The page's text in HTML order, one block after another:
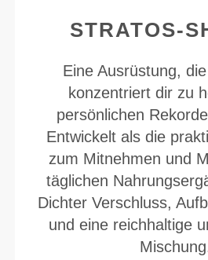
STRATOS-
Eine Ausrüstung,
konzentriert dir zu
persönlichen
Entwickelt als die
zum Mitnehmen und
täglichen
Dichter Verschluss,
und eine reichhaltige